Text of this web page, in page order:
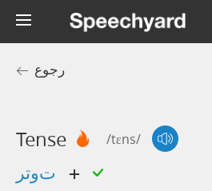
رجوع
Tense /tɛns/